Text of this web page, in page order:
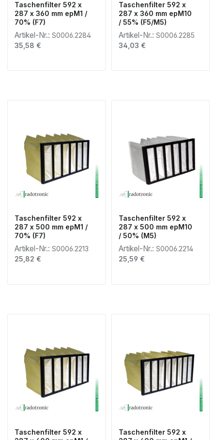
Taschenfilter 592 x
287 x 360 mm epM1 /
70% (F7)
Artikel-Nr.: S0006.2284
Regulärer Preis:
35,58 €
Taschenfilter 592 x
287 x 360 mm epM10
/ 55% (F5/M5)
Artikel-Nr.: S0006.2285
Regulärer Preis:
34,03 €
Taschenfilter 592 x
287 x 500 mm epM1 /
70% (F7)
Artikel-Nr.: S0006.2213
Regulärer Preis:
25,82 €
Taschenfilter 592 x
287 x 500 mm epM10
/ 50% (M5)
Artikel-Nr.: S0006.2214
Regulärer Preis:
25,59 €
Taschenfilter 592 x
Taschenfilter 592 x